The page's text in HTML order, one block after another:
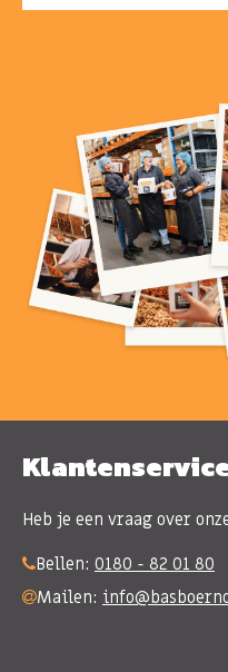
Heb je een vraag over
Bellen: 0180 - 82 01 80
Mailen: